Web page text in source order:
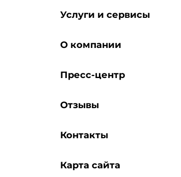
Услуги и сервисы
О компании
Пресс-центр
Отзывы
Контакты
Карта сайта